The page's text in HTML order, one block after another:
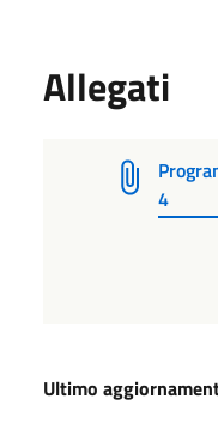
Allegati
4
Ultimo